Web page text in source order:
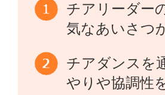
チアリーダー
気なあいさつ
チアダンスを
やりや協調性